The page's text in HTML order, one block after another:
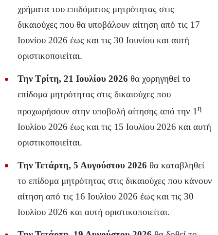
χρήματα του επιδόματος μητρότητας στις
δικαιούχες που θα υποβάλουν αίτηση από τις 17
Ιουνίου 2026 έως και τις 30 Ιουνίου και αυτή
οριστικοποιείται.
Την Τρίτη, 21 Ιουλίου 2026 θα χορηγηθεί το
επίδομα μητρότητας στις δικαιούχες που
προχωρήσουν στην υποβολή αίτησης από την 1 η
Ιουλίου 2026 έως και τις 15 Ιουλίου 2026 και αυτή
οριστικοποιείται.
Την Τετάρτη, 5 Αυγούστου 2026 θα καταβληθεί
το επίδομα μητρότητας στις δικαιούχες που κάνουν
αίτηση από τις 16 Ιουλίου 2026 έως και τις 30
Ιουλίου 2026 και αυτή οριστικοποιείται.